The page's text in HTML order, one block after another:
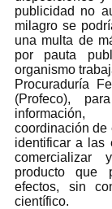
publicidad no
milagro se
una multa de
por pauta
organismo
Procuraduría
(Profeco),
coordinación de
identificar a las
comercializar
producto que
efectos, sin
científico.